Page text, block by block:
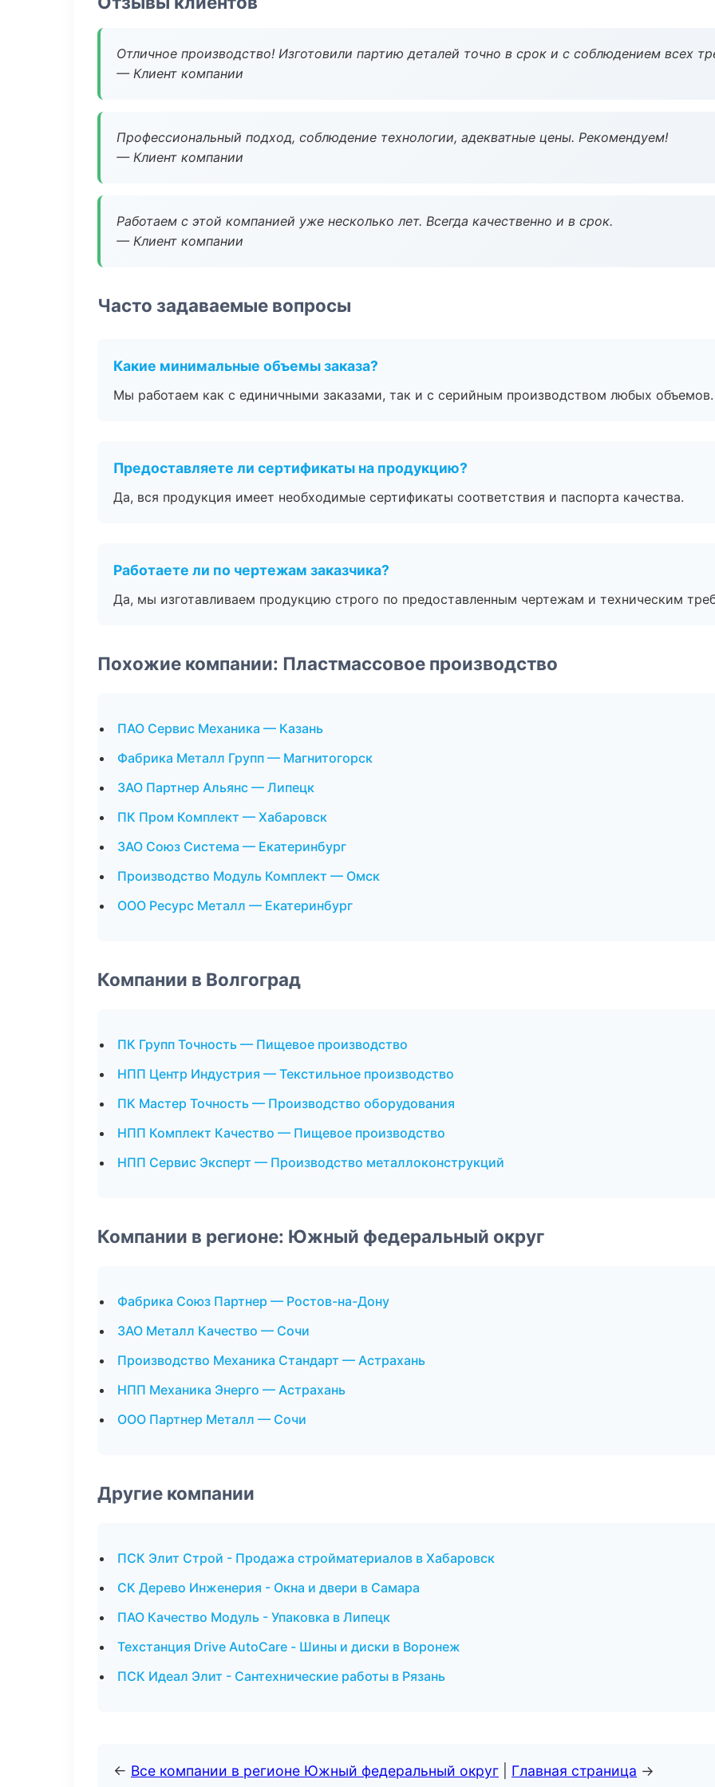
Отличное производство! Изготовили партию деталей точно в срок и с соблюдением всех
— Клиент компании
Профессиональный подход, соблюдение технологии, адекватные цены. Рекомендуем!
— Клиент компании
Работаем с этой компанией уже несколько лет. Всегда качественно и в срок.
— Клиент компании
Часто задаваемые вопросы
Какие минимальные объемы заказа?
Мы работаем как с единичными заказами, так и с серийным производством любых объемов.
Предоставляете ли сертификаты на продукцию?
Да, вся продукция имеет необходимые сертификаты соответствия и паспорта качества.
Работаете ли по чертежам заказчика?
Да, мы изготавливаем продукцию строго по предоставленным чертежам и техническим
Похожие компании: Пластмассовое производство
ПАО Сервис Механика — Казань
Фабрика Металл Групп — Магнитогорск
ЗАО Партнер Альянс — Липецк
ПК Пром Комплект — Хабаровск
ЗАО Союз Система — Екатеринбург
Производство Модуль Комплект — Омск
ООО Ресурс Металл — Екатеринбург
Компании в Волгоград
ПК Групп Точность — Пищевое производство
НПП Центр Индустрия — Текстильное производство
ПК Мастер Точность — Производство оборудования
НПП Комплект Качество — Пищевое производство
НПП Сервис Эксперт — Производство металлоконструкций
Компании в регионе: Южный федеральный округ
Фабрика Союз Партнер — Ростов-на-Дону
ЗАО Металл Качество — Сочи
Производство Механика Стандарт — Астрахань
НПП Механика Энерго — Астрахань
ООО Партнер Металл — Сочи
Другие компании
ПСК Элит Строй - Продажа стройматериалов в Хабаровск
СК Дерево Инженерия - Окна и двери в Самара
ПАО Качество Модуль - Упаковка в Липецк
Техстанция Drive AutoCare - Шины и диски в Воронеж
ПСК Идеал Элит - Сантехнические работы в Рязань
← Все компании в регионе Южный федеральный округ Главная страница →